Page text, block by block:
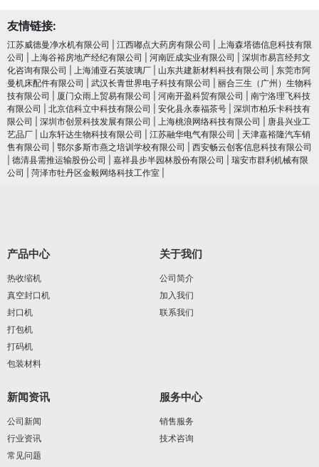
友情链接:
江苏威德曼净水机有限公司 江西嘟点大药房有限公司
上海森塔德信息科技有限
公司
上海谷裕房地产经纪有限公司 河南匠成实业有限公司
深圳市易言经邦文
化咨询有限公司
上海浦亚石英玻璃厂 山东共建新材料科技有限公司
东莞市阿
曼机床配件有限公司
武汉长青世界电子科技有限公司
丽合三生（广州）生物科
技有限公司
厦门众雨上贸易有限公司 河南开盈科贸有限公司
南宁洛理飞科技
有限公司
北京信科立中科技有限公司 安化县永泰福茶号
深圳市柏乐卡科技有
限公司
深圳市创景科技发展有限公司 上海桃浪网络科技有限公司
唐县兴业工
艺品厂
山东轩达生物科技有限公司 江苏融华电气有限公司
天津嘉裕隆汽车销
售有限公司
鄂尔多斯市燕之培训学校有限公司
西安畅云创客信息科技有限公司
德清县需推运输股份公司 嘉祥县步半园林股份有限公司
瑞安市群利机械有限
公司
菏泽市牡丹区金毅网络科技工作室
产品中心
热收缩机
真空封口机
封口机
打包机
打码机
包装材料
关于我们
公司简介
加入我们
联系我们
新闻资讯
公司新闻
行业资讯
常见问题
服务中心
销售服务
技术咨询